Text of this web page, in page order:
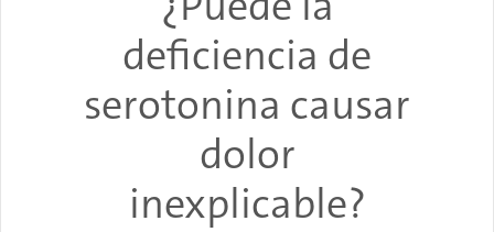
deficiencia de
serotonina causar
dolor
inexplicable?